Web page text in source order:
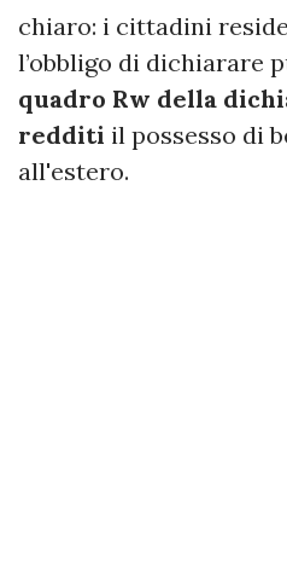
chiaro: i cittadini
l’obbligo di dichiarare
quadro Rw della
redditi il possesso di
all'estero.